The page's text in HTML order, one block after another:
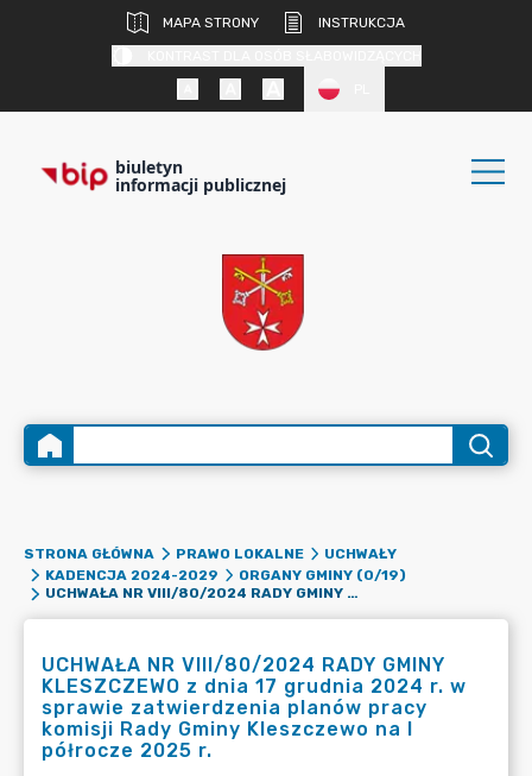
MAPA STRONY
INSTRUKCJA
biuletyn
informacji publicznej
STRONA GŁÓWNA PRAWO LOKALNE
UCHWAŁY
KADENCJA 2024-2029
ORGANY GMINY (0/19)
UCHWAŁA NR VIII/80/2024 RADY GMINY KLESZCZEWO Z DNIA 17 GRUDNIA 2024 R. W SPRAWIE ZATWIERDZENIA PLANÓW PRACY KOMISJI RADY GMINY KLESZCZEWO NA I PÓŁROCZE 2025 R.
UCHWAŁA NR VIII/80/2024 RADY GMINY
KLESZCZEWO z dnia 17 grudnia 2024 r. w
sprawie zatwierdzenia planów pracy
komisji Rady Gminy Kleszczewo na I
półrocze 2025 r.